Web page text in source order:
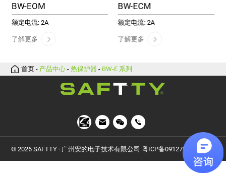
BW-EOM
额定电流: 2A
了解更多
BW-ECM
额定电流: 2A
了解更多
首页 - 产品中心 -热保护器 - BW-E 系列
© 2026 SAFTTY · 广州安的电子技术有限公司粤ICP备09127928号-5